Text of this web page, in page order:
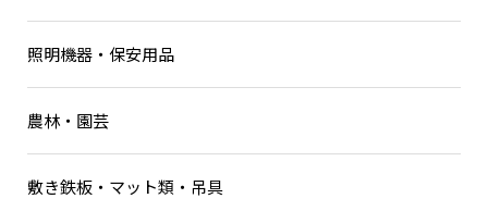
鉄筋カッター・鉄筋加工機械
照明機器・保安用品
農林・園芸
敷き鉄板・マット類・吊具